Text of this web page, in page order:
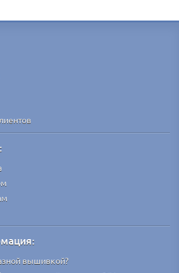
вышивкой?